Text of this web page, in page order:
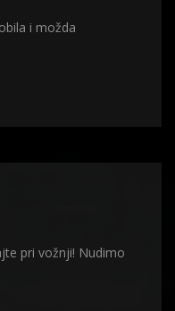
i možda
pri vožnji! Nudimo